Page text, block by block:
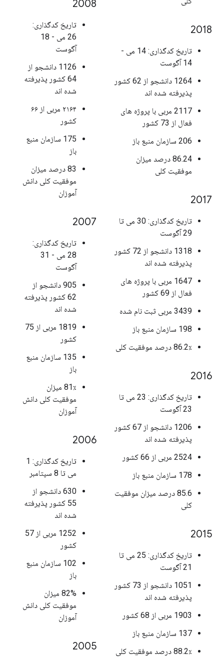
2018
تاریخ کدگذاری: 14 می -
14 آگوست
1264 دانشجو از 62 کشور
پذیرفته شده اند
2117 مربی با پروژه های
فعال از 73 کشور
206 سازمان منبع باز
86.24 درصد میزان
موفقیت کلی
2017
تاریخ کدگذاری: 30 می تا
29 آگوست
1318 دانشجو از 72 کشور
پذیرفته شده اند
1647 مربی با پروژه های
فعال از 69 کشور
3439 مربی ثبت نام شده
198 سازمان منبع باز
86.2٪ درصد موفقیت کلی
2016
تاریخ کدگذاری: 23 می تا
23 آگوست
1206 دانشجو از 67 کشور
پذیرفته شده اند
2524 مربی از 66 کشور
178 سازمان منبع باز
85.6 درصد میزان موفقیت
کلی
2015
تاریخ کدگذاری: 25 می تا
21 آگوست
1051 دانشجو از 73 کشور
پذیرفته شده اند
1903 مربی از 68 کشور
137 سازمان منبع باز
88.2٪ درصد موفقیت کلی
2008
تاریخ کدگذاری:
26 می - 18
آگوست
1126 دانشجو از
64 کشور پذیرفته
شده اند
۲۱۶۴ مربی از ۶۶
کشور
175 سازمان منبع
باز
83 درصد میزان
موفقیت کلی دانش
آموزان
2007
تاریخ کدگذاری:
28 می - 31
آگوست
905 دانشجو از
62 کشور پذیرفته
شده اند
1819 مربی از 75
کشور
135 سازمان منبع
باز
81٪ میزان
موفقیت کلی دانش
آموزان
2006
تاریخ کدگذاری: 1
می تا 8 سپتامبر
630 دانشجو از
55 کشور پذیرفته
شده اند
1252 مربی از 57
کشور
102 سازمان منبع
باز
82% میزان
موفقیت کلی دانش
آموزان
2005